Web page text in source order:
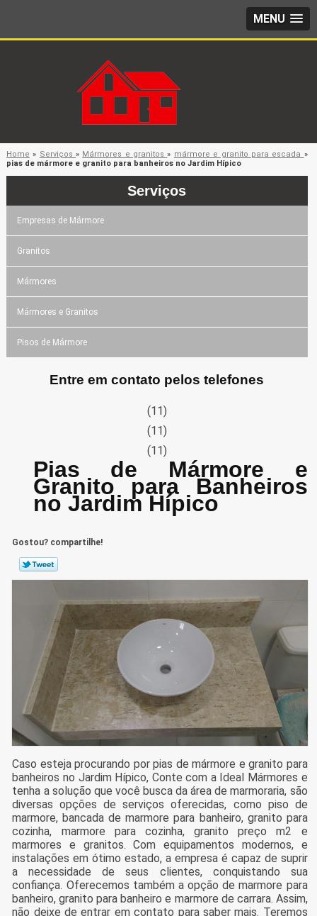
MENU
Home » Serviços» Mármores e granitos» mármore e granito para escada »
pias de mármore e granito para banheiros no Jardim Hípico
Serviços
Empresas de Mármore
Granitos
Mármores
Mármores e Granitos
Pisos de Mármore
Entre em contato pelos telefones
(11)
(11)
(11)
Pias de Mármore e
Granito para Banheiros
no Jardim Hípico
Gostou? compartilhe!
Caso esteja procurando por pias de mármore e granito para
banheiros no Jardim Hípico, Conte com a Ideal Mármores e
tenha a solução que você busca da área de marmoraria, são
diversas opções de serviços oferecidas, como piso de
marmore, bancada de marmore para banheiro, granito para
cozinha, marmore para cozinha, granito preço m2 e
marmores e granitos. Com equipamentos modernos, e
instalações em ótimo estado, a empresa é capaz de suprir
a necessidade de seus clientes, conquistando sua
confiança. Oferecemos também a opção de marmore para
banheiro, granito para banheiro e marmore de carrara. Assim,
não deixe de entrar em contato para saber mais. Teremos